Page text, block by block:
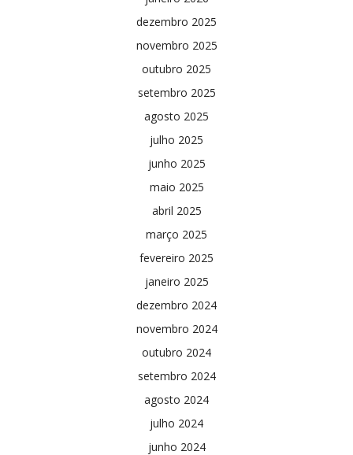
dezembro 2025
novembro 2025
outubro 2025
setembro 2025
agosto 2025
julho 2025
junho 2025
maio 2025
abril 2025
março 2025
fevereiro 2025
janeiro 2025
dezembro 2024
novembro 2024
outubro 2024
setembro 2024
agosto 2024
julho 2024
junho 2024